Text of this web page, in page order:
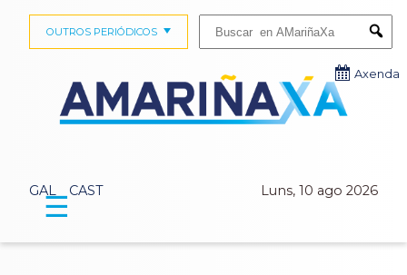
GAL CAST Luns, 10 ago 2026
OUTROS PERIÓDICOS
Axenda
☰